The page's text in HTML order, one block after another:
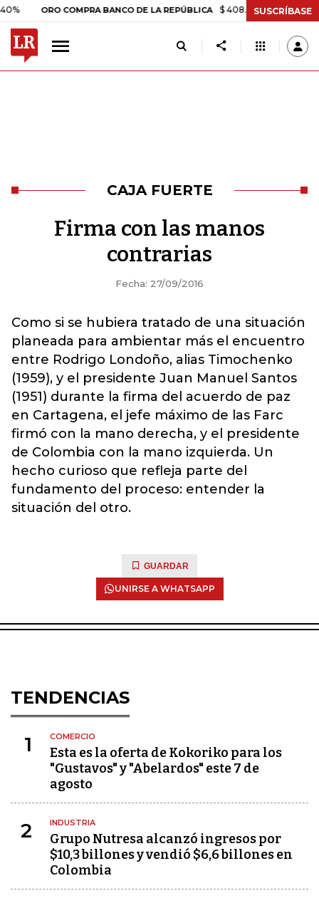
ORO COMPRA BANCO DE LA REPÚBLICA $ 408.498,97 +$ 8.753,81
SUSCRÍBASE
CAJA FUERTE
Firma con las manos
contrarias
Fecha: 27/09/2016
Como si se hubiera tratado de una situación
planeada para ambientar más el encuentro
entre Rodrigo Londoño, alias Timochenko
(1959), y el presidente Juan Manuel Santos
(1951) durante la firma del acuerdo de paz
en Cartagena, el jefe máximo de las Farc
firmó con la mano derecha, y el presidente
de Colombia con la mano izquierda. Un
hecho curioso que refleja parte del
fundamento del proceso: entender la
situación del otro.
GUARDAR
UNIRSE A WHATSAPP
TENDENCIAS
1 COMERCIO
Esta es la oferta de Kokoriko para los
"Gustavos" y "Abelardos" este 7 de
agosto
2 INDUSTRIA
Grupo Nutresa alcanzó ingresos por
$10,3 billones y vendió $6,6 billones en
Colombia